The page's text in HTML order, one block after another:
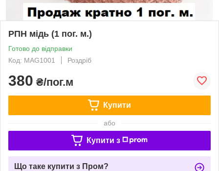
РПН мідь (1 пог. м.)
Готово до відправки
Код: MAG1001
Роздріб
380 ₴/пог.м
Купити
або
Купити з
Що таке купити з Пром?